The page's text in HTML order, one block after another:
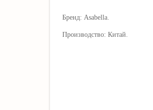
Бренд: Asabella.
Производство: Китай.